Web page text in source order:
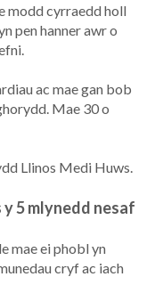
modd cyrraedd holl
pen hanner awr o
ac mae gan bob
Mae 30 o
Llinos Medi Huws.
y 5 mlynedd nesaf
mae ei phobl yn
cryf ac iach